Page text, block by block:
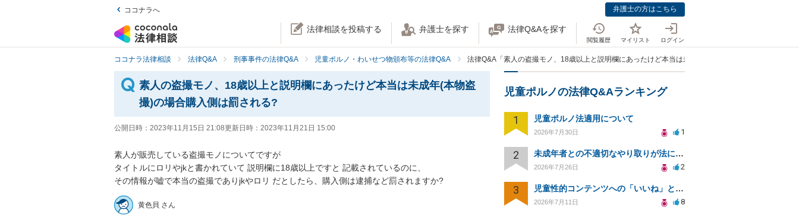
ココナラへ 弁護士の方はこちら
法律相談を投稿する 弁護士を探す 法律Q&Aを探す
閲覧履歴 マイリスト ログイン
ココナラ法律相談 法律Q&A 刑事事件の法律Q&A 児童ポルノ・わいせつ物頒布等の法律Q&A 法律Q&A「素人の盗撮モノ、18歳以上と説明欄にあったけど本当は未成年(本物盗撮)の場合購入側は罰
素人の盗撮モノ、18歳以上と説明欄にあったけど本当は未成年(本物盗
撮)の場合購入側は罰される?
公開日時： 2023年11月15日 21:08更新日時： 2023年11月21日 15:00
素人が販売している盗撮モノについてですが
タイトルにロリやjkと書かれていて 説明欄に18歳以上ですと 記載されているのに、
その情報が嘘で本当の盗撮でありjkやロリ だとしたら、購入側は逮捕など罰されますか?
黄色貝 さん
児童ポルノの法律Q&Aランキング
1 児童ポルノ法適用について
2026年7月30日 1
2 未成年者との不適切なやり取りが法に触れる可能性と対処法
2026年7月26日 2
3 児童性的コンテンツへの「いいね」と警察対応について
2026年7月11日 8